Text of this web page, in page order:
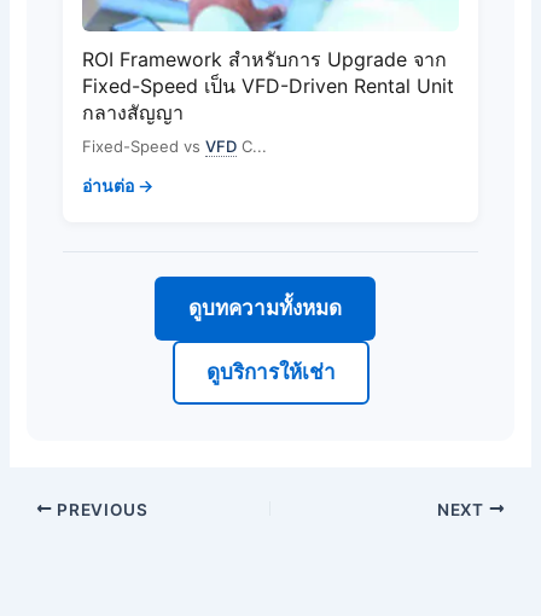
ROI Framework สำหรับการ Upgrade จาก
Fixed-Speed เป็น VFD-Driven Rental Unit
กลางสัญญา
Fixed-Speed vsVFD C...
อ่านต่อ →
ดูบทความทั้งหมด
ดูบริการให้เช่า
PREVIOUS NEXT